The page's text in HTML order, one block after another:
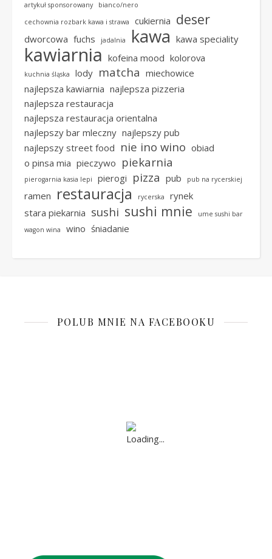
artykuł sponsorowany
bianco/nero
cechownia rozbark kawa i strawa
cukiernia deser
dworcowa fuchs jadalnia kawa kawa speciality
kawiarnia kofeina mood kolorova
kuchnia śląska lody matcha miechowice
najlepsza kawiarnia najlepsza pizzeria
najlepsza restauracja
najlepsza restauracja orientalna
najlepszy bar mleczny najlepszy pub
najlepszy street food nie ino wino obiad
o pinsa mia pieczywo piekarnia
pierogarnia kasia lepi pierogi pizza pub pub na rycerskiej
ramen restauracja rycerska
rynek
stara piekarnia sushi sushi mnie
ume sushi bar
wagon wina
wino śniadanie
POLUB MNIE NA FACEBOOKU